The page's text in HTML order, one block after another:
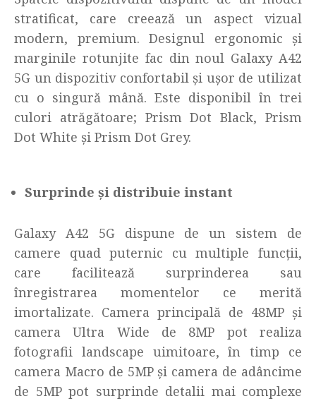
stratificat, care creează un aspect vizual
modern, premium. Designul ergonomic și
marginile rotunjite fac din noul Galaxy A42
5G un dispozitiv confortabil și ușor de utilizat
cu o singură mână. Este disponibil în trei
culori atrăgătoare; Prism Dot Black, Prism
Dot White și Prism Dot Grey.
Surprinde și distribuie instant
Galaxy A42 5G dispune de un sistem de
camere quad puternic cu multiple funcții,
care facilitează surprinderea sau
înregistrarea momentelor ce merită
imortalizate. Camera principală de 48MP și
camera Ultra Wide de 8MP pot realiza
fotografii landscape uimitoare, în timp ce
camera Macro de 5MP și camera de adâncime
de 5MP pot surprinde detalii mai complexe